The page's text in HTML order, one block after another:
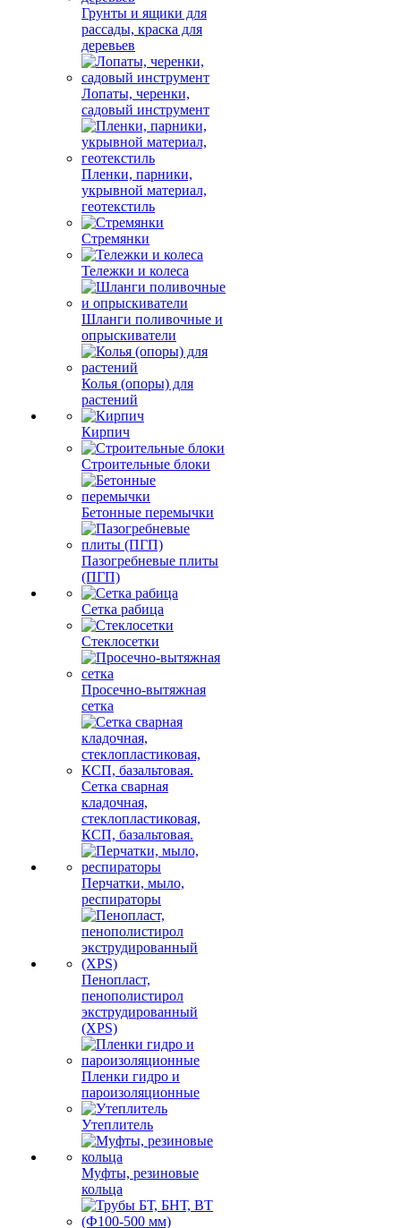
Грунты и ящики для
рассады, краска для
деревьев
Лопаты, черенки,
садовый инструмент
Пленки, парники,
укрывной материал,
геотекстиль
Стремянки
Тележки и колеса
Шланги поливочные и
опрыскиватели
Колья (опоры) для
растений
Кирпич
Строительные блоки
Бетонные перемычки
Пазогребневые плиты
(ПГП)
Сетка рабица
Стеклосетки
Просечно-вытяжная
сетка
Сетка сварная
кладочная,
стеклопластиковая,
КСП, базальтовая.
Перчатки, мыло,
респираторы
Пенопласт,
пенополистирол
экструдированный
(XPS)
Пленки гидро и
пароизоляционные
Утеплитель
Муфты, резиновые
кольца